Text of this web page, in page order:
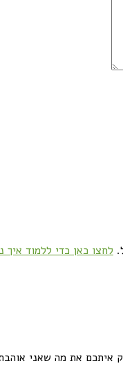
לחצו כאן כדי ללמוד איך
איתכם את מה שאני